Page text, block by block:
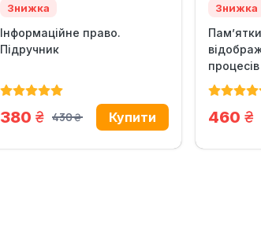
Знижка
Інформаційне право.
Підручник
430
грн.
380 грн.
Знижка
460